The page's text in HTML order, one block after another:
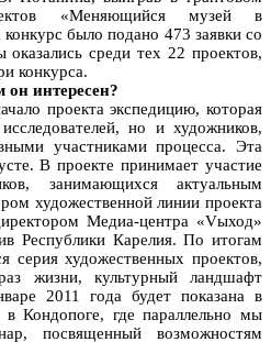
«Меняющийся музей в
было подано 473 заявки со
оказались среди тех 22 проектов,
конкурса.
интересен?
проекта экспедицию, которая
но и художников,
участниками процесса. Эта
В проекте принимает участие
занимающихся актуальным
художественной линии проекта
Медиа-центра «Vыход»
Республики Карелия. По итогам
серия художественных проектов,
жизни, культурный ландшафт
2011 года будет показана в
Кондопоге, где параллельно мы
посвященный возможностям